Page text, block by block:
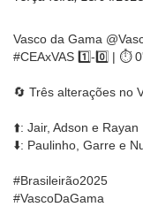
Vasco da Gama
#CEAxVAS 1️⃣-0️⃣ | ⏱
🔄 Três alterações no
⬆️: Jair, Adson e Rayan
⬇️: Paulinho, Garre e
#Brasileirão2025
#VascoDaGama